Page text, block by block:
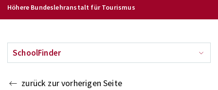
Höhere Bundeslehranstalt für Tourismus
SchoolFinder
zurück zur vorherigen Seite